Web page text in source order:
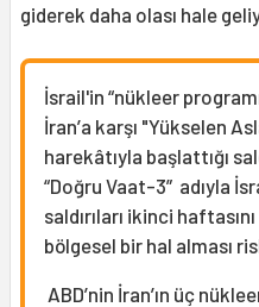
giderek daha olası hale
İsrail'in “nükleer
İran’a karşı "Yükselen
harekâtıyla başlattığı
“Doğru Vaat-3” adıyla
saldırıları ikinci
bölgesel bir hal alması
ABD’nin İran’ın üç